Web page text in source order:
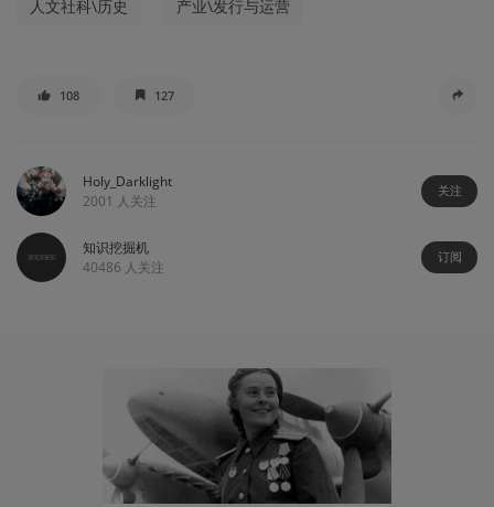
人文社科\历史 产业\发行与运营
108 127
Holy_Darklight
2001 人关注
关注
知识挖掘机
40486 人关注
订阅